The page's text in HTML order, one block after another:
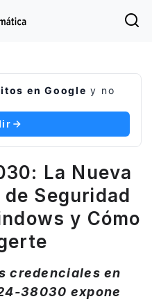
en Google y no
La Nueva
Seguridad
y Cómo
credenciales en
38030 expone